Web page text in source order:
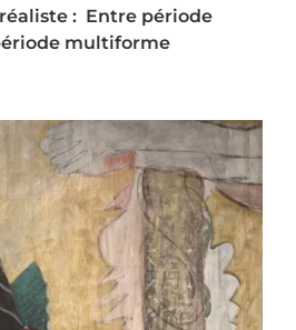
: Entre période
multiforme